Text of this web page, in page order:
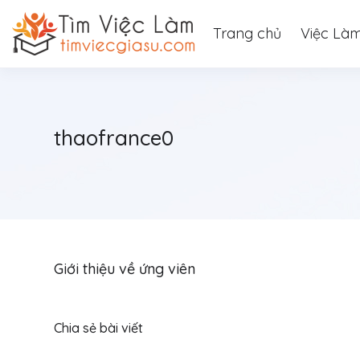
Trang chủ Việc
thaofrance0
Giới thiệu về ứng viên
Chia sẻ bài viết